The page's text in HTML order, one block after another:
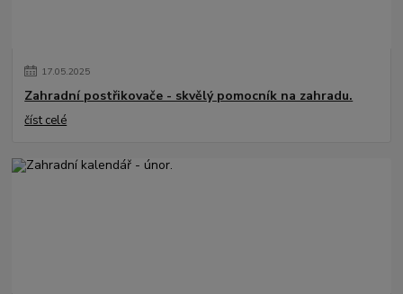
17.05.2025
Zahradní postřikovače - skvělý pomocník na zahradu.
číst celé